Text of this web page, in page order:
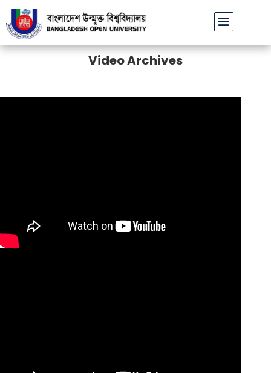
বাউবি উপাচার্যের পরিচয়ে
Video Archives